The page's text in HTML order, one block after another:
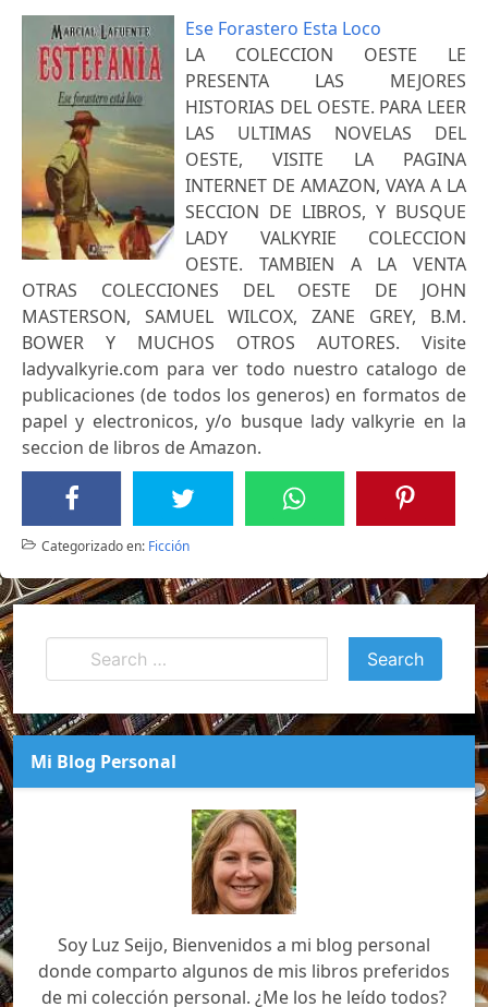
Ese Forastero Esta Loco
LA COLECCION OESTE LE
PRESENTA LAS MEJORES
HISTORIAS DEL OESTE. PARA LEER
LAS ULTIMAS NOVELAS DEL
OESTE, VISITE LA PAGINA
INTERNET DE AMAZON, VAYA A LA
SECCION DE LIBROS, Y BUSQUE
LADY VALKYRIE COLECCION
OESTE. TAMBIEN A LA VENTA
OTRAS COLECCIONES DEL OESTE DE JOHN
MASTERSON, SAMUEL WILCOX, ZANE GREY, B.M.
BOWER Y MUCHOS OTROS AUTORES. Visite
ladyvalkyrie.com para ver todo nuestro catalogo de
publicaciones (de todos los generos) en formatos de
papel y electronicos, y/o busque lady valkyrie en la
seccion de libros de Amazon.
Categorizado en: Ficción
Mi Blog Personal
Soy Luz Seijo, Bienvenidos a mi blog personal
donde comparto algunos de mis libros preferidos
de mi colección personal. ¿Me los he leído todos?